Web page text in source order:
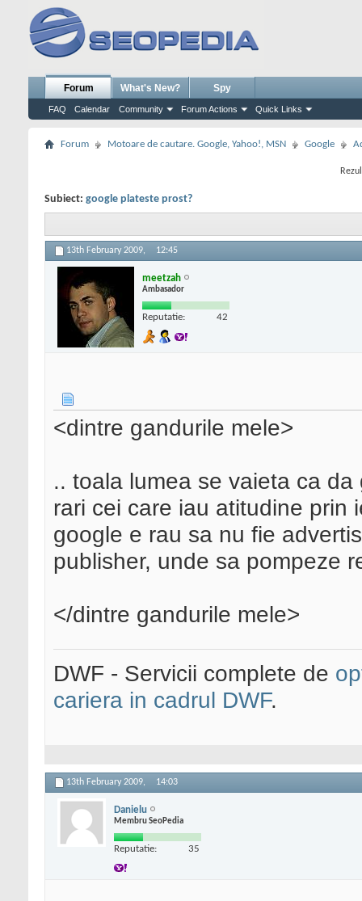
Forum
FAQ Calendar Community Forum Actions Quick Links
What's New? Spy
Forum Motoare de cautare. Google, Yahoo!, MSN Google
Subiect: google plateste prost?
13th February 2009, 12:45
meetzah
Ambasador
Reputatie: 42
<dintre gandurile mele>
.. toala lumea se vaieta ca
rari cei care iau atitudine prin
google e rau sa nu fie
publisher, unde sa pompeze
</dintre gandurile mele>
DWF - Servicii complete de
cariera in cadrul DWF.
13th February 2009, 14:03
Danielu
Membru SeoPedia
Reputatie: 35